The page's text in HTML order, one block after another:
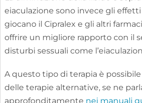
eiaculazione sono invece gli
giocano il Cipralex e gli altri
offrire un migliore rapporto con il
disturbi sessuali come
A questo tipo di terapia è
delle terapie alternative, se ne
approfonditamente nei manuali